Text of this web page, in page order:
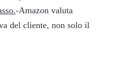
-Amazon valuta
del cliente, non solo il